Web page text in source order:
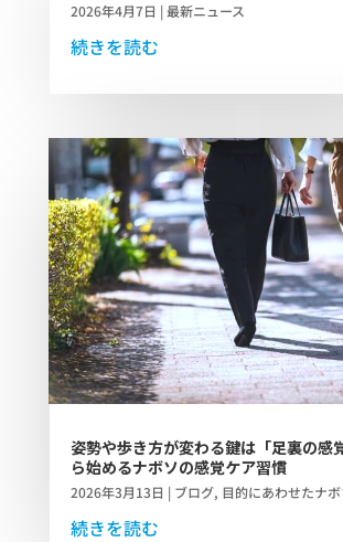
2026年4月7日 |最新ニュース
続きを読む
姿勢や歩き方が変わる鍵は「足裏の感
ら始めるナボソの感覚ケア習慣
2026年3月13日 | ブログ, 目的にあわせたナ
続きを読む